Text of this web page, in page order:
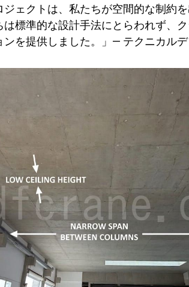
ジェクトは、私たちが空間的な制約
標準的な設計手法にとらわれず、
を提供しました。」— テクニカル